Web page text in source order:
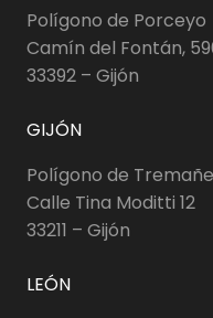
Polígono de Porceyo
Camín del Fontán,
33392 – Gijón
GIJÓN
Polígono de
Calle Tina Moditti 12
33211 – Gijón
LEÓN